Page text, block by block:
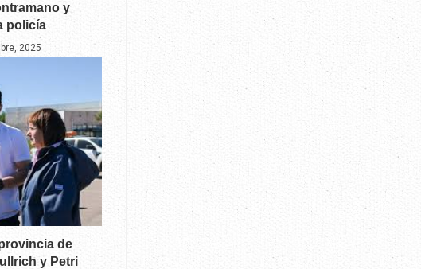
y
policía
2025
de
y Petri